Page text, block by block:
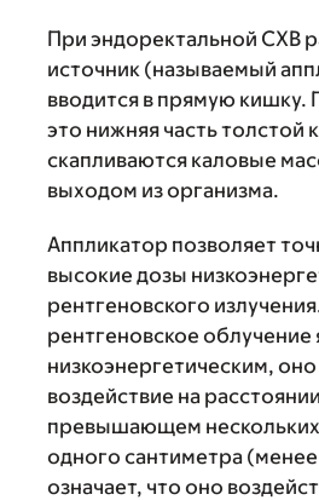
При эндоректальной CXB
источник (называемый
вводится в прямую
это нижняя часть толстой
скапливаются каловые
выходом из организма.
Аппликатор позволяет
высокие дозы
рентгеновского
рентгеновское облучение
низкоэнергетическим,
воздействие на
превышающем
одного сантиметра
означает, что оно